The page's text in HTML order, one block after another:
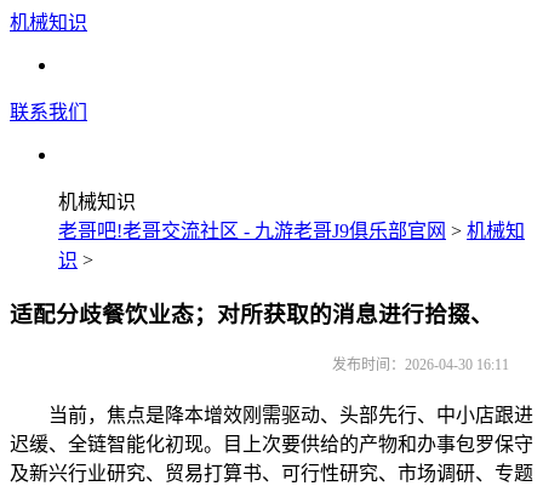
机械知识
联系我们
机械知识
老哥吧!老哥交流社区 - 九游老哥J9俱乐部官网 > 机械知
识 >
适配分歧餐饮业态；对所获取的消息进行拾掇、
发布时间：2026-04-30 16:11
当前，焦点是降本增效刚需驱动、头部先行、中小店跟进
迟缓、全链智能化初现。目上次要供给的产物和办事包罗保守
及新兴行业研究、贸易打算书、可行性研究、市场调研、专题